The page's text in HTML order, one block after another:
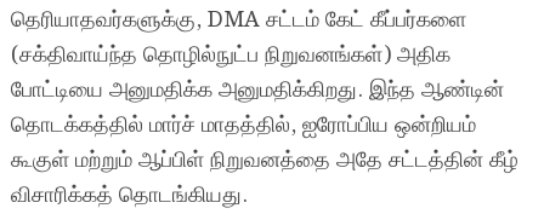
தெரியாதவர்களுக்கு, DMA சட்டம் கேட் கீப்பர்களை
(சக்திவாய்ந்த தொழில்நுட்ப நிறுவனங்கள்) அதிக
போட்டியை அனுமதிக்க அனுமதிக்கிறது. இந்த ஆண்டின்
தொடக்கத்தில் மார்ச் மாதத்தில், ஐரோப்பிய ஒன்றியம்
கூகுள் மற்றும் ஆப்பிள் நிறுவனத்தை அதே சட்டத்தின் கீழ்
விசாரிக்கத் தொடங்கியது.